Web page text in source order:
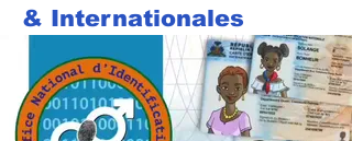
& Internationales